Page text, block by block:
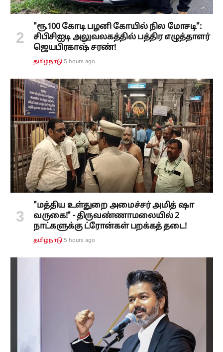
"ரூ.100 கோடி பழனி கோயில் நில மோசடி":
சிபிசிஐடி அலுவலகத்தில் பத்திர எழுத்தாளர்
ஜெயபிரகாஷ் சரண்!
தமிழ்நாடு 5 hours ago
"மத்திய உள்துறை அமைச்சர் அமித் ஷா
வருகை!" - திருவண்ணாமலையில் 2
நாட்களுக்கு ட்ரோன்கள் பறக்கத் தடை!
தமிழ்நாடு 5 hours ago